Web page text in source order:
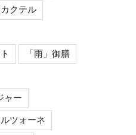
クテル
「雨」御膳
ャー
ツォーネ